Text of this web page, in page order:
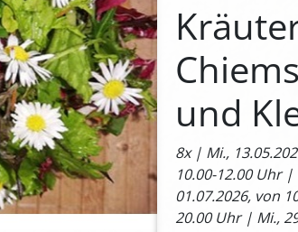
und
8x | Mi.,
10.00-12.00 Uhr
01.07.2026, von
20.00 Uhr | Mi.,